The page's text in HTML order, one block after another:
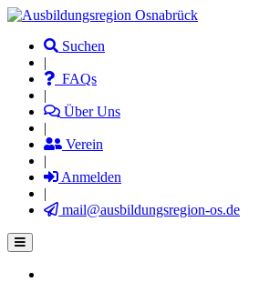
Direkt
Inhalt
Suchen
|
FAQs
|
Über Uns
|
Verein
|
Anmelden
|
mail@ausbildungsregion-os.de